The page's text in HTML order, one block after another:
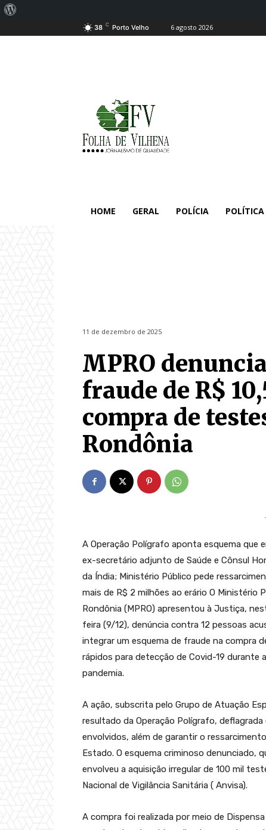
38 C Porto Velho 6 agosto 2026
HOME GERAL POLÍCIA POLÍTICA
11 de dezembro de 2025
MPRO
fraude de R$
compra de
Rondônia
A Operação Polígrafo aponta esquema que
ex-secretário adjunto de Saúde e Cônsul
da Índia; Ministério Público pede
mais de R$ 2 milhões ao erário O Ministério
Rondônia (MPRO) apresentou à Justiça,
feira (9/12), denúncia contra 12 pessoas
integrar um esquema de fraude na compra
rápidos para detecção de Covid-19 durante a
pandemia.
A ação, subscrita pelo Grupo de Atuação
resultado da Operação Polígrafo,
envolvidos, além de garantir o
Estado. O esquema criminoso denunciado,
envolveu a aquisição irregular de 100 mil
Nacional de Vigilância Sanitária ( Anvisa).
A compra foi realizada por meio de